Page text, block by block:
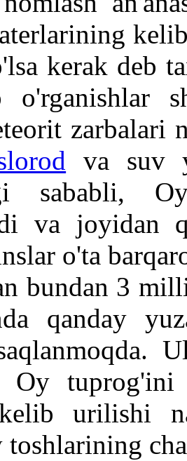
kerak deb
o'rganishlar
zarbalari
va suv
sababli,
va joyidan
o'ta
bundan 3
qanday
Oy
urilishi
toshlarining